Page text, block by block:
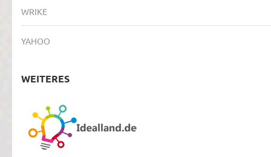
WRIKE
YAHOO
WEITERES